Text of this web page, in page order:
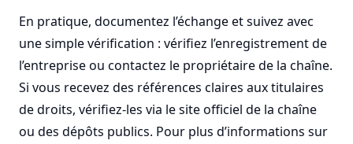
En pratique, documentez l’échange et suivez avec
une simple vérification : vérifiez l’enregistrement de
l’entreprise ou contactez le propriétaire de la chaîne.
Si vous recevez des références claires aux titulaires
de droits, vérifiez-les via le site officiel de la chaîne
ou des dépôts publics. Pour plus d’informations sur